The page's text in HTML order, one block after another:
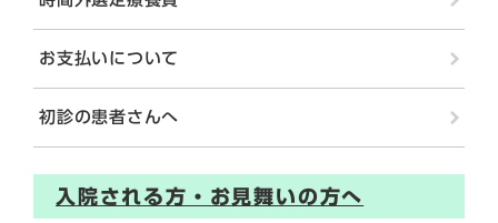
お支払いについて
初診の患者さんへ
入院される方・お見舞いの方へ